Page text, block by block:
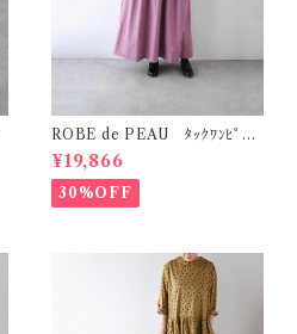
ROBE de PEAU ﾀｯｸﾜﾝﾋﾟｰｽ
(ﾌﾟﾗﾑ) R342
¥19,866
30%OFF